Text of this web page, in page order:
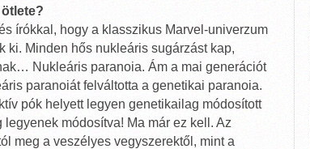
írókkal, hogy a klasszikus Marvel-univerzum
Minden hős nukleáris sugárzást kap,
Nukleáris paranoia. Ám a mai generációt
paranoiát felváltotta a genetikai paranoia.
pók helyett legyen genetikailag módosított
módosítva! Ma már ez kell. Az
meg a veszélyes vegyszerektől, mint a